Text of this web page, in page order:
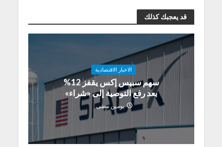
قد يعجبك كذلك
الاخبار الاقتصادية
سهم سبيس إكس يقفز 12%
بعد رفع التوصية إلى «شراء»
يومين مضى